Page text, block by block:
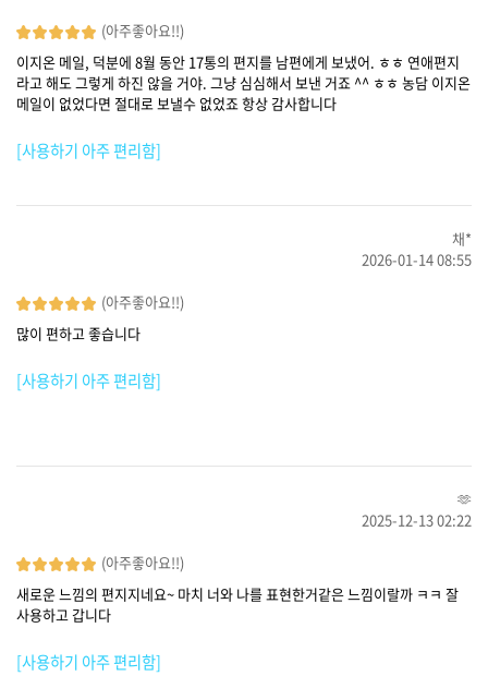
(아주좋아요!!)
이지온 메일, 덕분에 8월 동안 17통의 편지를 남편에게 보냈어. ㅎㅎ 연애편지
라고 해도 그렇게 하진 않을 거야. 그냥 심심해서 보낸 거죠 ^^ ㅎㅎ 농담 이지온
메일이 없었다면 절대로 보낼수 없었죠 항상 감사합니다
[사용하기 아주 편리함]
채*
2026-01-14 08:55
(아주좋아요!!)
많이 편하고 좋습니다
[사용하기 아주 편리함]
🫶
2025-12-13 02:22
(아주좋아요!!)
새로운 느낌의 편지지네요~ 마치 너와 나를 표현한거같은 느낌이랄까 ㅋㅋ 잘
사용하고 갑니다
[사용하기 아주 편리함]